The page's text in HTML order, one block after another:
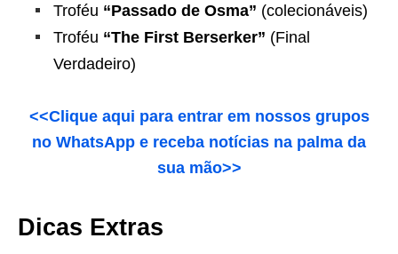
Troféu “Passado de Osma” (colecionáveis)
Troféu “The First Berserker” (Final
Verdadeiro)
<<Clique aqui para entrar em nossos grupos
no WhatsApp e receba notícias na palma da
sua mão>>
Dicas Extras